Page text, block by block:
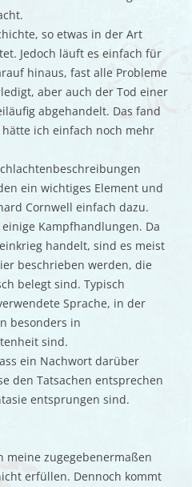
so etwas in der Art
Jedoch läuft es einfach für
hinaus, fast alle Probleme
aber auch der Tod einer
abgehandelt. Das fand
ich einfach noch mehr
ein wichtiges Element und
Cornwell einfach dazu.
Kampfhandlungen. Da
handelt, sind es meist
beschrieben werden, die
belegt sind. Typisch
Sprache, in der
besonders in
sind.
ein Nachwort darüber
den Tatsachen entsprechen
entsprungen sind.
meine zugegebenermaßen
erfüllen. Dennoch kommt